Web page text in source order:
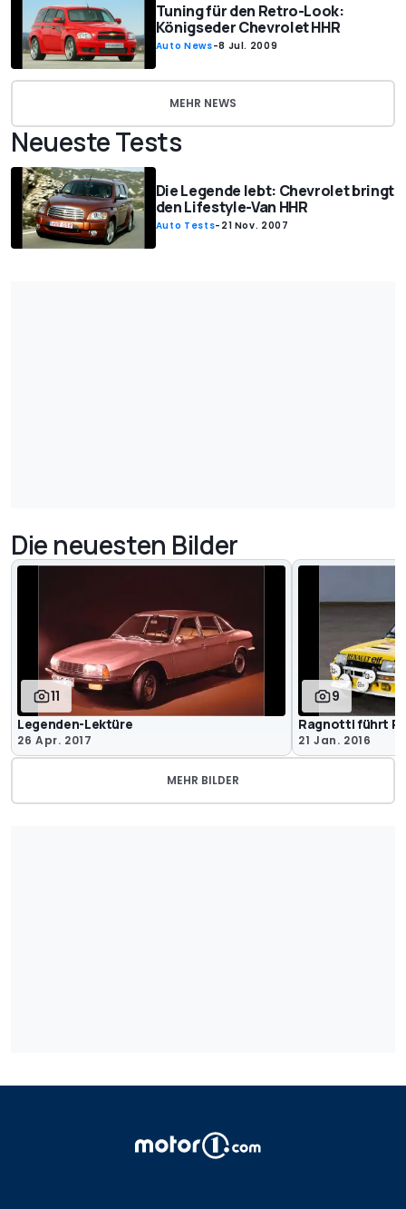
Tuning für den Retro-Look:
Königseder Chevrolet HHR
Auto News-8 Jul. 2009
MEHR NEWS
Neueste Tests
Die Legende lebt: Chevrolet bringt
den Lifestyle-Van HHR
Auto Tests- 21 Nov. 2007
Die neuesten Bilder
11
Legenden-Lektüre
26 Apr. 2017
9
Ragnotti führt
21 Jan. 2016
MEHR BILDER